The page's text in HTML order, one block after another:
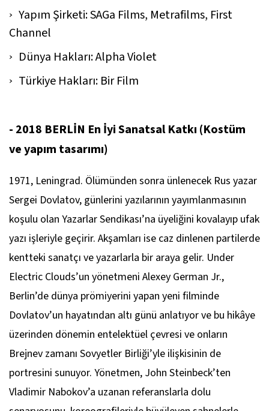
Yapım Şirketi: SAGa Films, Metrafilms, First
Channel
Dünya Hakları: Alpha Violet
Türkiye Hakları: Bir Film
- 2018 BERLİN En İyi Sanatsal Katkı (Kostüm
ve yapım tasarımı)
1971, Leningrad. Ölümünden sonra ünlenecek Rus yazar
Sergei Dovlatov, günlerini yazılarının yayımlanmasının
koşulu olan Yazarlar Sendikası’na üyeliğini kovalayıp ufak
yazı işleriyle geçirir. Akşamları ise caz dinlenen partilerde
kentteki sanatçı ve yazarlarla bir araya gelir. Under
Electric Clouds’un yönetmeni Alexey German Jr.,
Berlin’de dünya prömiyerini yapan yeni filminde
Dovlatov’un hayatından altı günü anlatıyor ve bu hikâye
üzerinden dönemin entelektüel çevresi ve onların
Brejnev zamanı Sovyetler Birliği’yle ilişkisinin de
portresini sunuyor. Yönetmen, John Steinbeck’ten
Vladimir Nabokov’a uzanan referanslarla dolu